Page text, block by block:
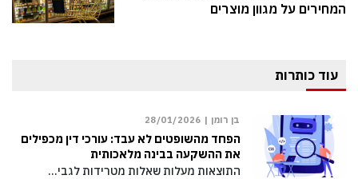
המחירים על מגוון מוצרים
עוד כותרות
בן רומן | 28/01/2026
הפחד מהשופטים לא עבד: עורכי דין מכפילים
את ההשקעה בבינה מלאכותית
התוצאות מעלות שאלות מטרידות לגבי…